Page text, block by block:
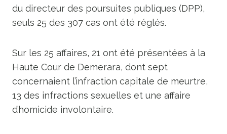
du directeur des poursuites publiques (DPP),
seuls 25 des 307 cas ont été réglés.
Sur les 25 affaires, 21 ont été présentées à la
Haute Cour de Demerara, dont sept
concernaient l’infraction capitale de meurtre,
13 des infractions sexuelles et une affaire
d’homicide involontaire.